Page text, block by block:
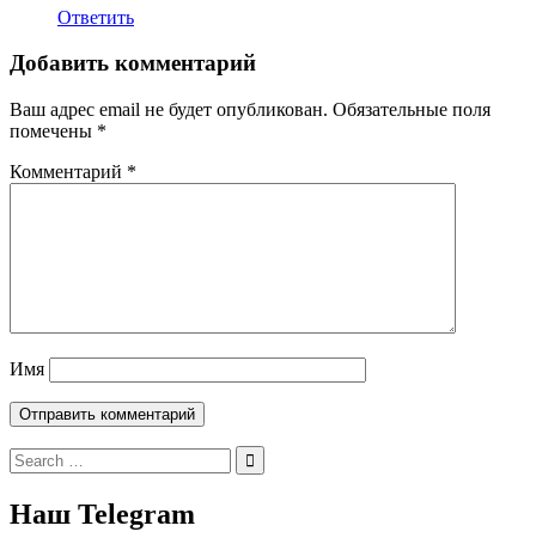
Ответить
Добавить комментарий
Ваш адрес email не будет опубликован. Обязательные поля
помечены *
Комментарий *
Имя
Search
for:
Наш Telegram